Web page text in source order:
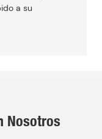
a su
Nosotros